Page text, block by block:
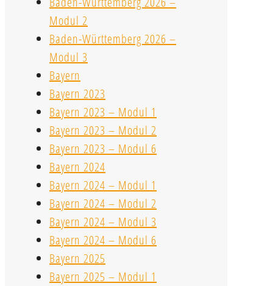
Modul 2
Baden-Württemberg 2026 –
Modul 3
Bayern
Bayern 2023
Bayern 2023 – Modul 1
Bayern 2023 – Modul 2
Bayern 2023 – Modul 6
Bayern 2024
Bayern 2024 – Modul 1
Bayern 2024 – Modul 2
Bayern 2024 – Modul 3
Bayern 2024 – Modul 6
Bayern 2025
Bayern 2025 – Modul 1